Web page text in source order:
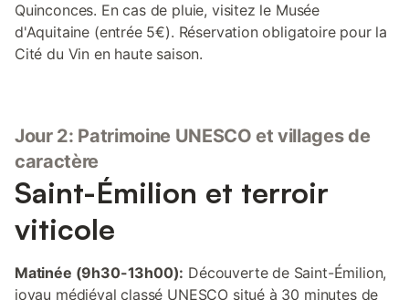
Quinconces. En cas de pluie, visitez le Musée
d'Aquitaine (entrée 5€). Réservation obligatoire pour la
Cité du Vin en haute saison.
Jour 2: Patrimoine UNESCO et villages de
caractère
Saint-Émilion et terroir
viticole
Matinée (9h30-13h00): Découverte de Saint-Émilion,
joyau médiéval classé UNESCO situé à 30 minutes de